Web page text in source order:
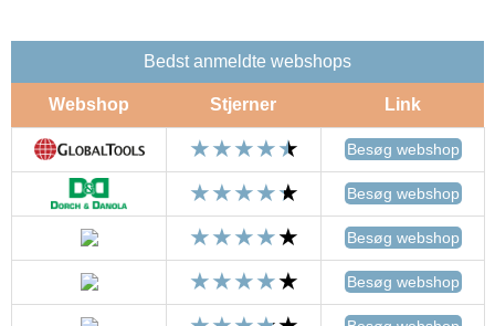
Bedst anmeldte webshops
Webshop Stjerner Link
Besøg webshop
Besøg webshop
Besøg webshop
Besøg webshop